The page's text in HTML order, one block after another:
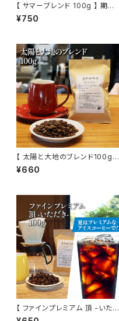
【 サマーブレンド 100g 】 期間
限定 深煎り エルサルバドル グ
ァテマラ ケニア ドリップ トミヤ
¥750
【 太陽と大地のブレンド100g 】
中煎り メキシコ、ブラジル、コロ
ンビア、グァテマラ他 ドリップ 通
¥660
【 ファインプレミアム 頂 -いただ
き- 100g 】 深煎り フレンチロ